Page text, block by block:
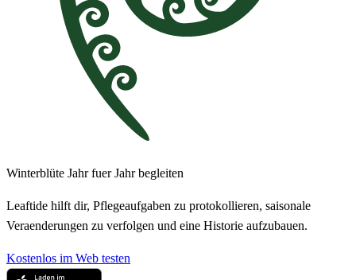
Winterblüte Jahr fuer Jahr begleiten
Leaftide hilft dir, Pflegeaufgaben zu protokollieren, saisonale
Veraenderungen zu verfolgen und eine Historie aufzubauen.
Kostenlos im Web testen